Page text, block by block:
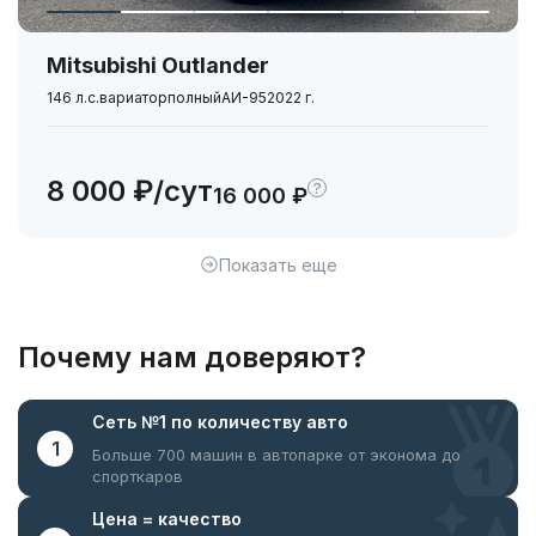
Mitsubishi Outlander
146 л.с.вариаторполныйАИ-952022 г.
8 000 ₽/сут16 000 ₽ ?
Показать еще
Почему нам доверяют?
1
Сеть №1 по количеству авто
Больше 700 машин в автопарке от эконома до
спорткаров
Цена = качество